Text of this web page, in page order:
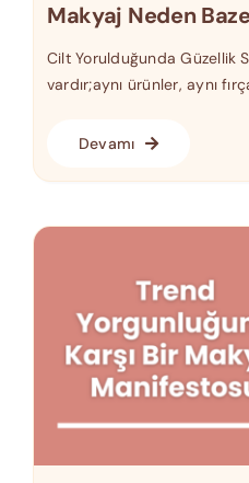
Makyaj Neden
Cilt Yorulduğunda Güzellik
vardır;aynı ürünler, aynı
Devamı